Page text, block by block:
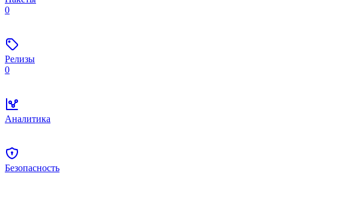
0
Релизы
0
Аналитика
Безопасность